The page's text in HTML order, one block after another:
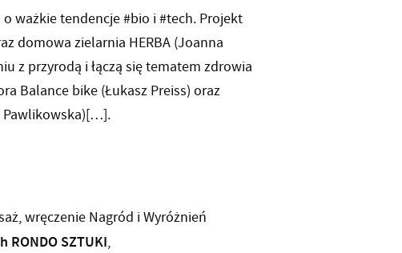
ważkie tendencje #bio i #tech. Projekt
domowa zielarnia HERBA (Joanna
z przyrodą i łączą się tematem zdrowia
Balance bike (Łukasz Preiss) oraz
Pawlikowska)[…].
wręczenie Nagród i Wyróżnień
RONDO SZTUKI,